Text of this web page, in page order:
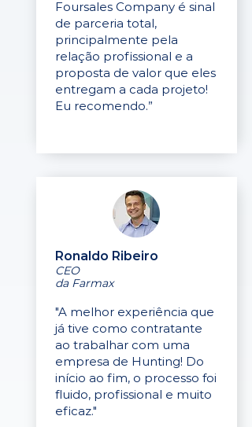
Foursales Company é sinal
de parceria total,
principalmente pela
relação profissional e a
proposta de valor que eles
entregam a cada projeto!
Eu recomendo.”
Ronaldo Ribeiro
CEO
da Farmax
"A melhor experiência que
já tive como contratante
ao trabalhar com uma
empresa de Hunting! Do
início ao fim, o processo foi
fluido, profissional e muito
eficaz."